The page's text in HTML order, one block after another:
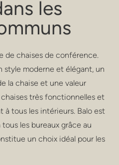
les
de chaises de conférence.
moderne et élégant, un
la chaise et une valeur
très fonctionnelles et
tous les intérieurs. Balo est
les bureaux grâce au
un choix idéal pour les